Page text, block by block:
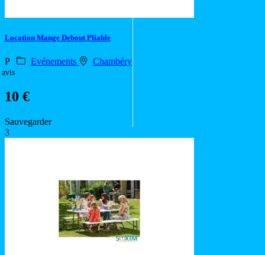
Location Mange Debout Pliable
P Evénements Chambéry
avis
10 €
Sauvegarder
3